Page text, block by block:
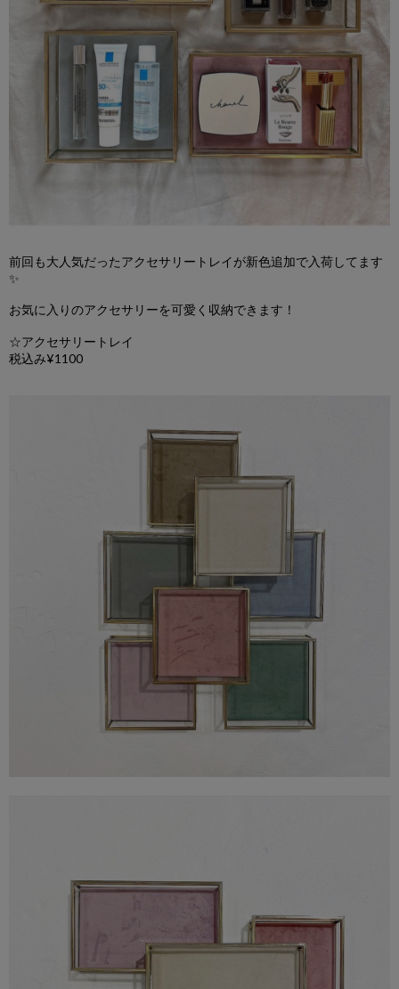
前回も大人気だったアクセサリートレイが新色追加で入荷してます
✨
お気に入りのアクセサリーを可愛く収納できます！
☆アクセサリートレイ
税込み¥1100